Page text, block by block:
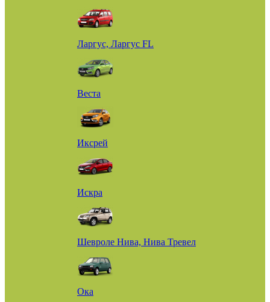
Ларгус, Ларгус FL
Веста
Иксрей
Искра
Шевроле Нива, Нива Тревел
Ока